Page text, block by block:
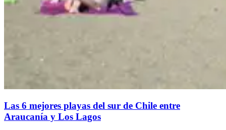
Las 6 mejores playas del sur de Chile entre
Araucanía y Los Lagos